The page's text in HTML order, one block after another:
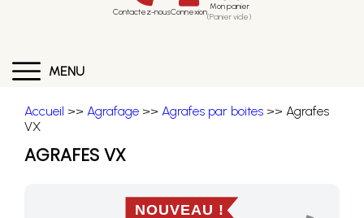
Contactez-nousConnexion Mon panier
(Panier vide)
MENU
Accueil >> Agrafage >> Agrafes par boites >> Agrafes
VX
AGRAFES VX
NOUVEAU !